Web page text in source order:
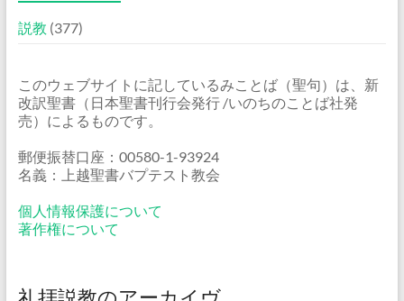
説教 (377)
このウェブサイトに記しているみことば（聖句）は、新
改訳聖書（日本聖書刊行会発行 /いのちのことば社発
売）によるものです。
郵便振替口座：00580-1-93924
名義：上越聖書バプテスト教会
個人情報保護について
著作権について